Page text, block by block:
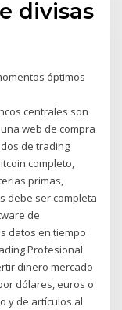
divisas
óptimos
centrales son
web de compra
de trading
completo,
primas,
debe ser completa
de
datos en tiempo
Profesional
dinero mercado
dólares, euros o
y de artículos al